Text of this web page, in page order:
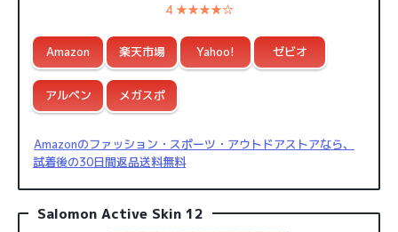
4 ★★★★☆
Amazon 楽天市場 Yahoo! ゼビオ
アルペン メガスポ
Amazonのファッション・スポーツ・アウトドアストアなら、
試着後の30日間返品送料無料
Salomon Active Skin 12